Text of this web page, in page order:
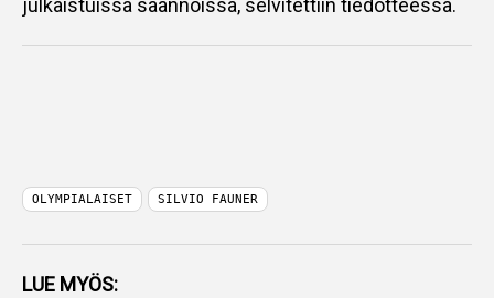
julkaistuissa säännöissä, selvitettiin tiedotteessa.
OLYMPIALAISET SILVIO FAUNER
LUE MYÖS: